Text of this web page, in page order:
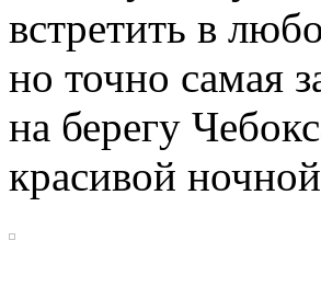
встретить в
но точно самая
на берегу
красивой